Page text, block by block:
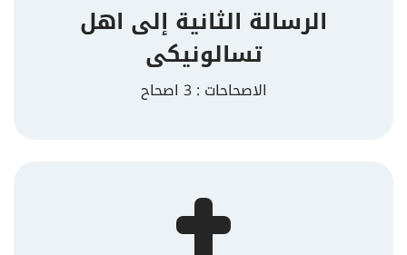
الرسالة الثانية إلى اهل
تسالونيكى
الاصحاحات : 3 اصحاح